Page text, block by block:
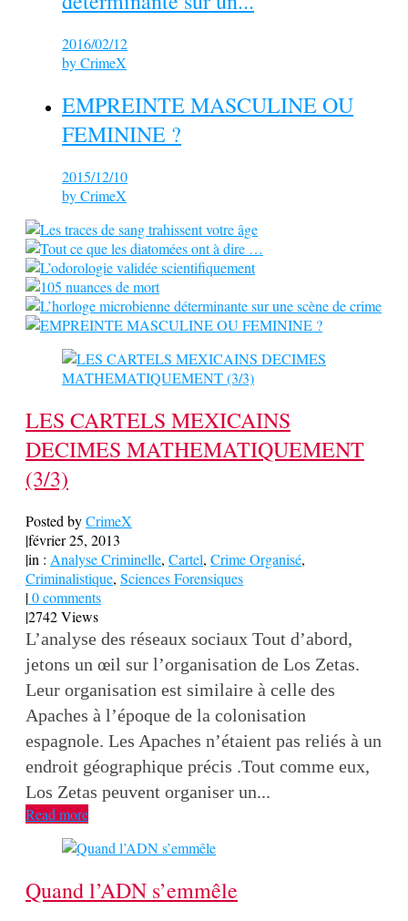
2016/02/12
byCrimeX
EMPREINTE MASCULINE OU
FEMININE ?
2015/12/10
byCrimeX
LES CARTELS MEXICAINS
DECIMES MATHEMATIQUEMENT
(3/3)
Posted byCrimeX
|février 25, 2013
|in : Analyse Criminelle, Cartel, Crime Organisé,
Criminalistique, Sciences Forensiques
|0 comments
|2742 Views
L’analyse des réseaux sociaux Tout d’abord,
jetons un œil sur l’organisation de Los Zetas.
Leur organisation est similaire à celle des
Apaches à l’époque de la colonisation
espagnole. Les Apaches n’étaient pas reliés à un
endroit géographique précis .Tout comme eux,
Los Zetas peuvent organiser un...
Read more
Quand l’ADN s’emmêle